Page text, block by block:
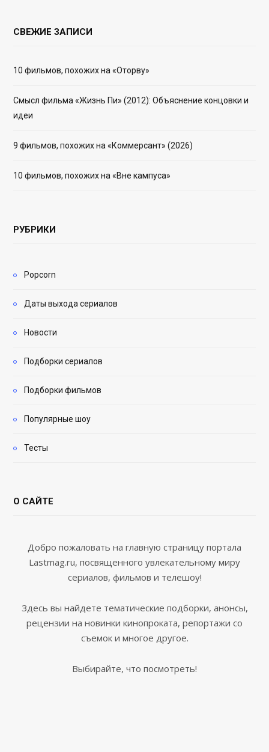
СВЕЖИЕ ЗАПИСИ
10 фильмов, похожих на «Оторву»
Смысл фильма «Жизнь Пи» (2012): Объяснение концовки и
идеи
9 фильмов, похожих на «Коммерсант» (2026)
10 фильмов, похожих на «Вне кампуса»
РУБРИКИ
Popcorn
Даты выхода сериалов
Новости
Подборки сериалов
Подборки фильмов
Популярные шоу
Тесты
О САЙТЕ
Добро пожаловать на главную страницу портала
Lastmag.ru, посвященного увлекательному миру
сериалов, фильмов и телешоу!
Здесь вы найдете тематические подборки, анонсы,
рецензии на новинки кинопроката, репортажи со
съемок и многое другое.
Выбирайте, что посмотреть!